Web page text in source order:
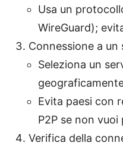
Usa un
WireGuard);
Connessione a un
Seleziona un
Evita paesi con
P2P se non vuoi
Verifica della